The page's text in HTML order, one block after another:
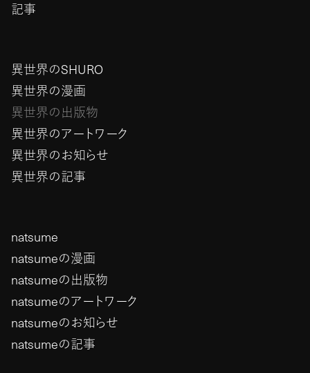
記事
異世界のSHURO
異世界の漫画
異世界の出版物
異世界のアートワーク
異世界のお知らせ
異世界の記事
natsume
natsumeの漫画
natsumeの出版物
natsumeのアートワーク
natsumeのお知らせ
natsumeの記事